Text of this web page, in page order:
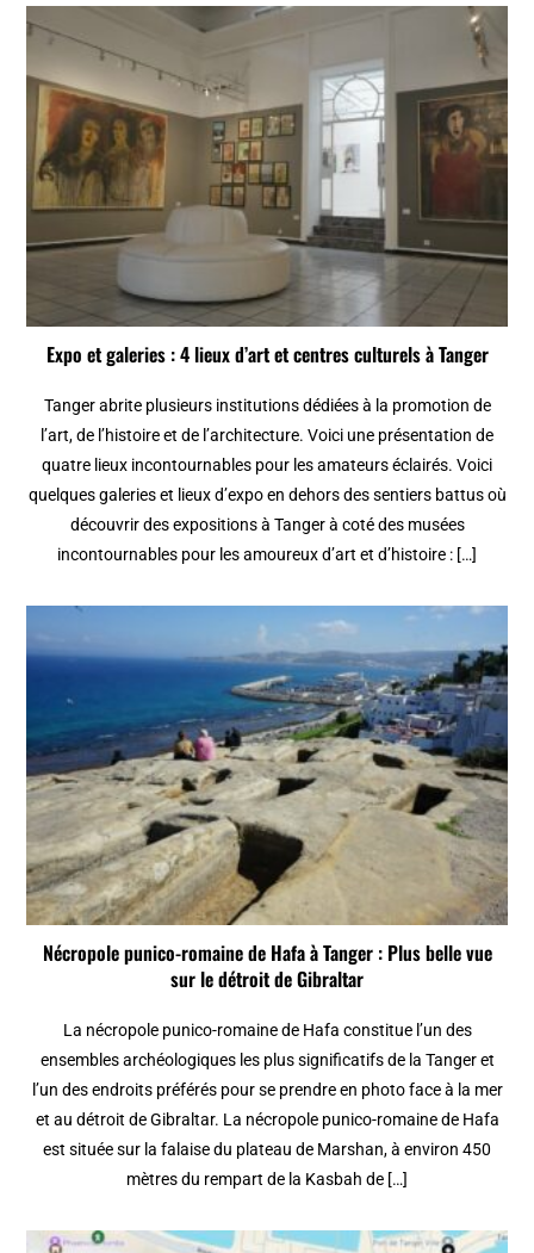
Expo et galeries : 4 lieux d’art et centres culturels à Tanger
Tanger abrite plusieurs institutions dédiées à la promotion de
l’art, de l’histoire et de l’architecture. Voici une présentation de
quatre lieux incontournables pour les amateurs éclairés. Voici
quelques galeries et lieux d’expo en dehors des sentiers battus où
découvrir des expositions à Tanger à coté des musées
incontournables pour les amoureux d’art et d’histoire : […]
Nécropole punico-romaine de Hafa à Tanger : Plus belle vue
sur le détroit de Gibraltar
La nécropole punico-romaine de Hafa constitue l’un des
ensembles archéologiques les plus significatifs de la Tanger et
l’un des endroits préférés pour se prendre en photo face à la mer
et au détroit de Gibraltar. La nécropole punico-romaine de Hafa
est située sur la falaise du plateau de Marshan, à environ 450
mètres du rempart de la Kasbah de […]